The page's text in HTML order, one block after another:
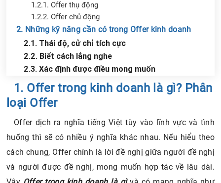
1.2.1. Offer thụ động
1.2.2. Offer chủ động
2. Những kỹ năng cần có trong Offer kinh doanh
2.1. Thái độ, cử chỉ tích cực
2.2. Biết cách lắng nghe
2.3. Xác định được điều mong muốn
3. Xu hướng kiếm tiền mới từ Offer
Chia sẻ tin với bạn bè
1. Offer trong kinh doanh là gì? Phân
loại Offer
Offer dịch ra nghĩa tiếng Việt tùy vào lĩnh vực và tình
huống thì sẽ có nhiều ý nghĩa khác nhau. Nếu hiểu theo
cách chung, Offer chính là lời đề nghị giữa người đề nghị
và người được đề nghị, mong muốn hợp tác về lâu dài.